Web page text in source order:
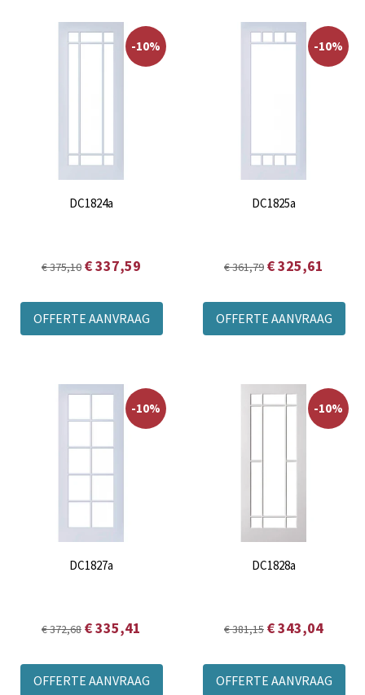
-10%
DC1824a
€ 375,10 € 337,59
OFFERTE AANVRAAG
-10%
DC1825a
€ 361,79 € 325,61
OFFERTE AANVRAAG
-10%
DC1827a
€ 372,68 € 335,41
OFFERTE AANVRAAG
-10%
DC1828a
€ 381,15 € 343,04
OFFERTE AANVRAAG